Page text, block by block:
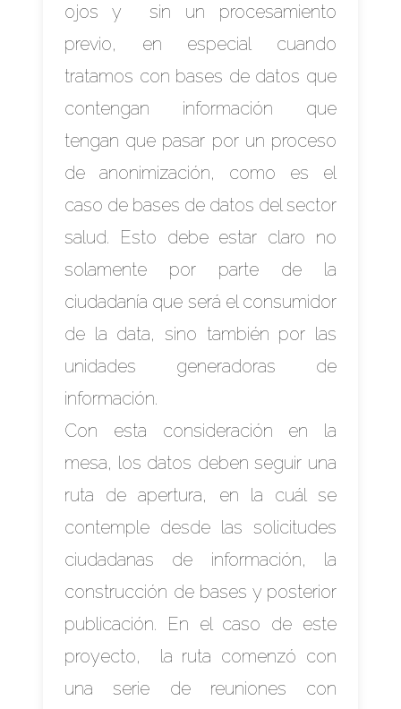
ojos y sin un procesamiento
previo, en especial cuando
tratamos con bases de datos que
contengan información que
tengan que pasar por un proceso
de anonimización, como es el
caso de bases de datos del sector
salud. Esto debe estar claro no
solamente por parte de la
ciudadanía que será el consumidor
de la data, sino también por las
unidades generadoras de
información.
Con esta consideración en la
mesa, los datos deben seguir una
ruta de apertura, en la cuál se
contemple desde las solicitudes
ciudadanas de información, la
construcción de bases y posterior
publicación. En el caso de este
proyecto, la ruta comenzó con
una serie de reuniones con